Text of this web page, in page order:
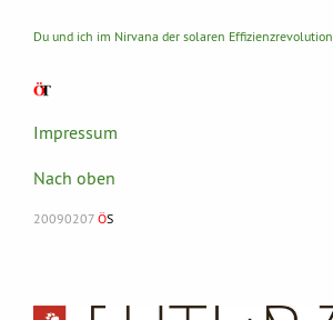
Du und ich im Nirvana der solaren Effizienzrevolution
Impressum
Nach oben
20090207 ÖS